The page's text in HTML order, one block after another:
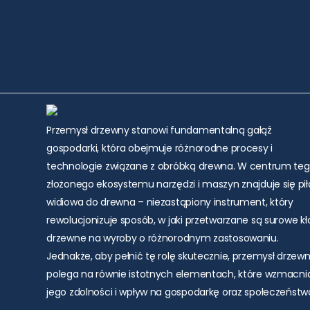
Przemysł drzewny stanowi fundamentalną gałąź
gospodarki, która obejmuje różnorodne procesy i
technologie związane z obróbką drewna. W centrum
złożonego ekosystemu narzędzi i maszyn znajduje się
widiowa do drewna – niezastąpiony instrument, który
rewolucjonizuje sposób, w jaki przetwarzane są surowe
drzewne na wyroby o różnorodnym zastosowaniu.
Jednakże, aby pełnić tę rolę skutecznie, przemysł
polega na równie istotnych elementach, które
jego zdolności i wpływ na gospodarkę oraz